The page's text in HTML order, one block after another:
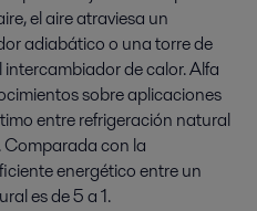
el aire atraviesa un
adiabático o una torre de
de calor. Alfa
sobre aplicaciones
entre refrigeración natural
Comparada con la
energético entre un
es de 5 a 1.